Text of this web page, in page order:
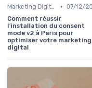
Marketing Digital et Réglementations • 07/12/
Comment réussir
l’installation du consent
mode v2 à Paris pour
optimiser votre marketing
digital